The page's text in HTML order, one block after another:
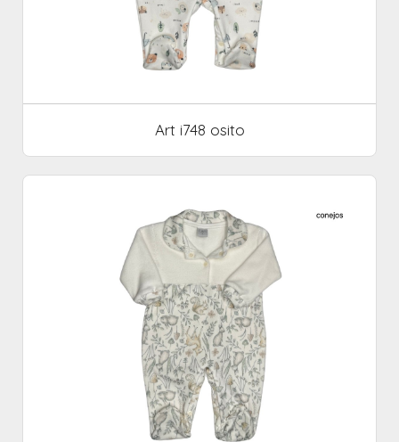
Art i748 osito